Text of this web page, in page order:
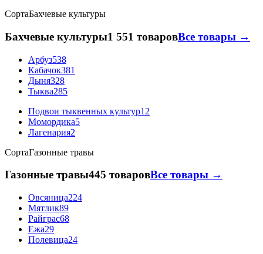
СортаБахчевые культуры
Бахчевые культуры1 551 товаровВсе товары →
Арбуз538
Кабачок381
Дыня328
Тыква285
Подвои тыквенных культур12
Момордика5
Лагенария2
СортаГазонные травы
Газонные травы445 товаровВсе товары →
Овсяница224
Мятлик89
Райграс68
Ежа29
Полевица24